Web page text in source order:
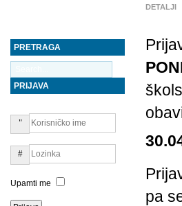
DETALJI
pa
PRETRAGA
PRIJAVA
Upamti me